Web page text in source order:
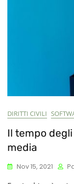
DIRITTI CIVILI
Il tempo
media
Nov 15, 2021